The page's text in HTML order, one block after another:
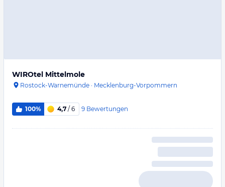
WIROtel Mittelmole
Rostock-Warnemünde · Mecklenburg-Vorpommern
100% 4,7 / 6 9 Bewertungen